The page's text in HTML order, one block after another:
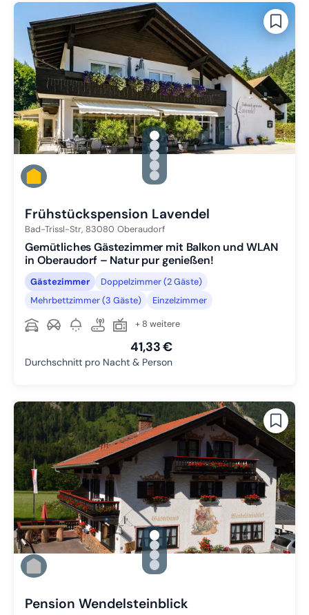
gallery.slide_selector
Zu Slide 1 wechseln
Zu Slide 2 wechseln
Zu Slide 3 wechseln
Zu Slide 4 wechseln
Zu Slide 5 wechseln
Frühstückspension Lavendel
Bad-Trissl-Str, 83080 Oberaudorf
Gemütliches Gästezimmer mit Balkon und WLAN
in Oberaudorf – Natur pur genießen!
Gästezimmer
Doppelzimmer (2 Gäste)
Mehrbettzimmer (3 Gäste)
Einzelzimmer
+ 8 weitere
41,33 €
Durchschnitt pro Nacht & Person
gallery.slide_selector
Zu Slide 1 wechseln
Zu Slide 2 wechseln
Zu Slide 3 wechseln
Zu Slide 4 wechseln
Pension Wendelsteinblick